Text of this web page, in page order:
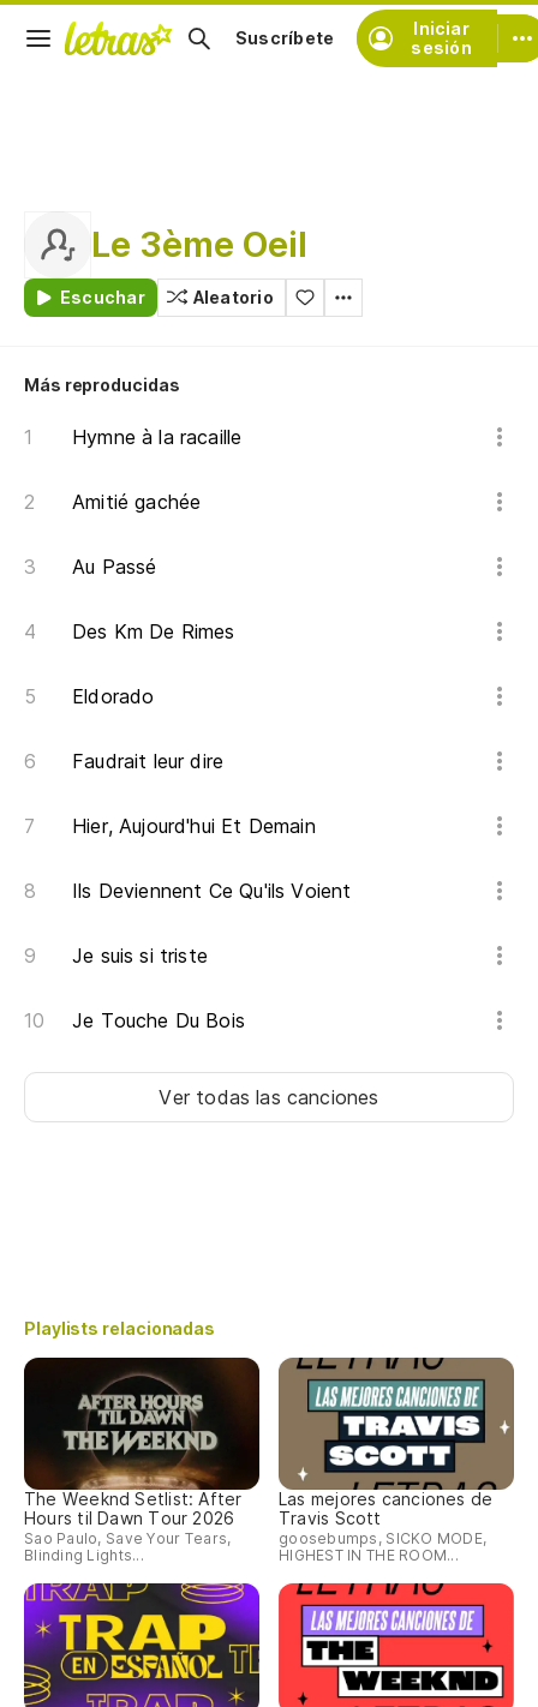
Iniciar
sesión
Suscríbete
Le 3ème Oeil
Escuchar Aleatorio
Más reproducidas
Hymne à la racaille
Amitié gachée
Au Passé
Des Km De Rimes
Eldorado
Faudrait leur dire
Hier, Aujourd'hui Et Demain
Ils Deviennent Ce Qu'ils Voient
Je suis si triste
Je Touche Du Bois
Ver todas las canciones
Playlists relacionadas
The Weeknd Setlist: After
Hours til Dawn Tour 2026
Sao Paulo, Save Your Tears,
Blinding Lights...
Las mejores canciones de
Travis Scott
goosebumps, SICKO MODE,
HIGHEST IN THE ROOM...